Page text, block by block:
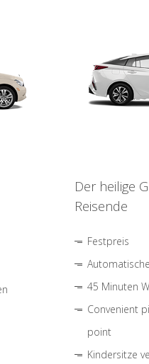
Der heilige
Reisende
Festpreis
45 Minuten
Convenient
point
Kindersitze